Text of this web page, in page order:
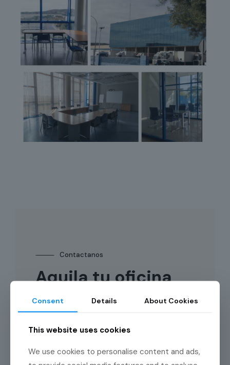
⸻ Contactanos
Aquila tu oficina
ya!!
Consent Details About Cookies
This website uses cookies
We use cookies to personalise content and ads,